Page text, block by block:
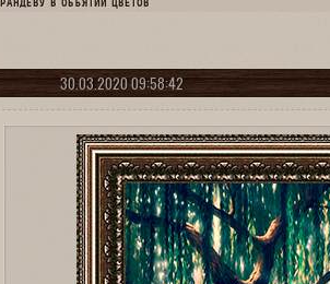
РАНДЕВУ В ОБЪЯТИИ ЦВЕТОВ
30.03.2020 09:58:42